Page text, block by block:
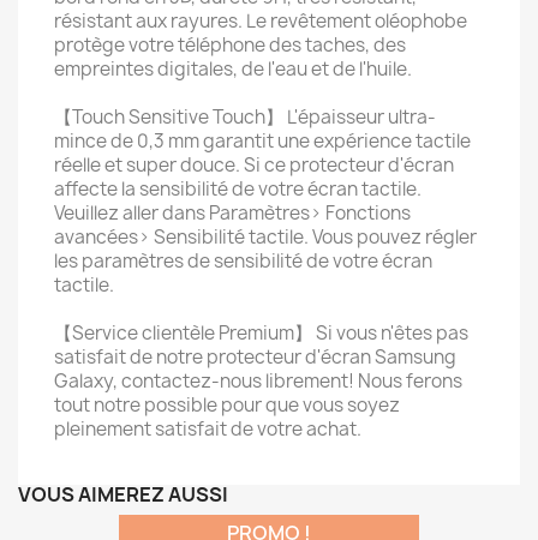
résistant aux rayures. Le revêtement oléophobe
protège votre téléphone des taches, des
empreintes digitales, de l'eau et de l'huile.
【Touch Sensitive Touch】 L'épaisseur ultra-
mince de 0,3 mm garantit une expérience tactile
réelle et super douce. Si ce protecteur d'écran
affecte la sensibilité de votre écran tactile.
Veuillez aller dans Paramètres> Fonctions
avancées> Sensibilité tactile. Vous pouvez régler
les paramètres de sensibilité de votre écran
tactile.
【Service clientèle Premium】 Si vous n'êtes pas
satisfait de notre protecteur d'écran Samsung
Galaxy, contactez-nous librement! Nous ferons
tout notre possible pour que vous soyez
pleinement satisfait de votre achat.
VOUS AIMEREZ AUSSI
PROMO !